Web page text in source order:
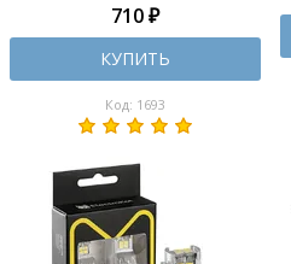
710 ₽
КУПИТЬ
Код: 1693